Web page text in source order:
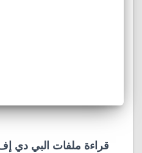
قراءة ملفات البي دي